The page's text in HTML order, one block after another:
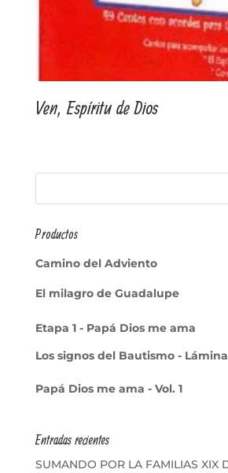
Ven, Espíritu de Dios
Productos
Camino del Adviento
El milagro de Guadalupe
Etapa 1 - Papá Dios me ama
Los signos del Bautismo -
Papá Dios me ama - Vol. 1
Entradas recientes
SUMANDO POR LA FAMILIAS XIX